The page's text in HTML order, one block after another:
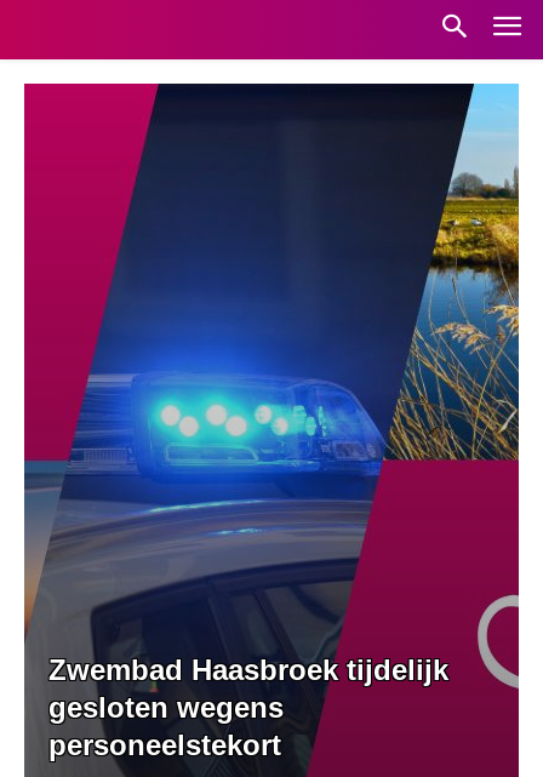
Zwembad Haasbroek tijdelijk
gesloten wegens
personeelstekort